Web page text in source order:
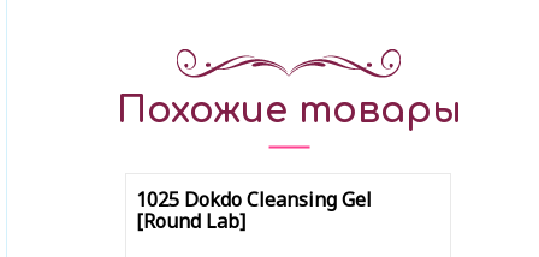
Похожие товары
1025 Dokdo Cleansing Gel
[Round Lab]